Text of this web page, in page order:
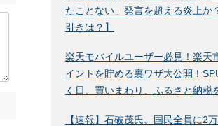
たことない」発言を超える炎上か
引きは？】
楽天モバイルユーザー必見！楽天
イントを貯める裏ワザ大公開！
く日、買いまわり、ふるさと納税
【速報】石破茂氏、国民全員に2